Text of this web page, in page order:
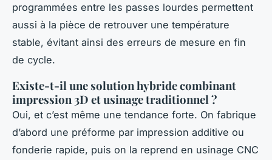
programmées entre les passes lourdes permettent
aussi à la pièce de retrouver une température
stable, évitant ainsi des erreurs de mesure en fin
de cycle.
Existe-t-il une solution hybride combinant
impression 3D et usinage traditionnel ?
Oui, et c’est même une tendance forte. On fabrique
d’abord une préforme par impression additive ou
fonderie rapide, puis on la reprend en usinage CNC